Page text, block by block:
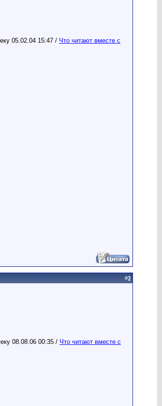
05.02.04 15:47 / Что читают вместе с
#3
08.08.06 00:35 / Что читают вместе с